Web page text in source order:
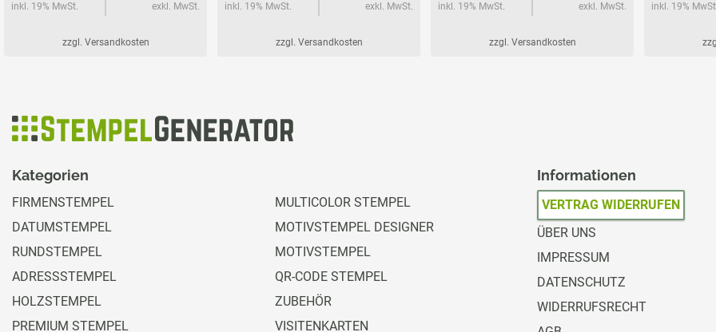
inkl. 19% MwSt. exkl. MwSt.
zzgl. Versandkosten
inkl. 19% MwSt. exkl. MwSt.
zzgl. Versandkosten
inkl. 19% MwSt. exkl. MwSt.
zzgl. Versandkosten
inkl. 19%
Kategorien
FIRMENSTEMPEL
DATUMSTEMPEL
RUNDSTEMPEL
ADRESSSTEMPEL
HOLZSTEMPEL
PREMIUM STEMPEL
MULTICOLOR STEMPEL
MOTIVSTEMPEL DESIGNER
MOTIVSTEMPEL
QR-CODE STEMPEL
ZUBEHÖR
VISITENKARTEN
Informationen
VERTRAG WIDERRUFEN
ÜBER UNS
IMPRESSUM
DATENSCHUTZ
WIDERRUFSRECHT